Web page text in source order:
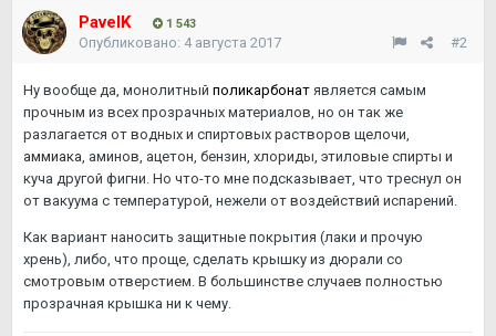
PavelK 1 543
#2
Опубликовано: 4 августа 2017
Ну вообще да, монолитный поликарбонат является самым
прочным из всех прозрачных материалов, но он так же
разлагается от водных и спиртовых растворов щелочи,
аммиака , аминов, ацетон, бензин, хлориды, этиловые спирты и
куча другой фигни. Но что-то мне подсказывает, что треснул он
от вакуума с температурой, нежели от воздействий испарений.
Как вариант наносить защитные покрытия (лаки и прочую
хрень), либо, что проще, сделать крышку из дюрали со
смотровым отверстием. В большинстве случаев полностью
прозрачная крышка ни к чему.